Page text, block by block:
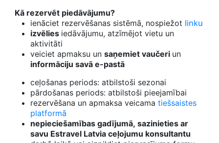
Kā rezervēt piedāvājumu?
ienāciet rezervēšanas sistēmā, nospiežot linku
izvēlies iedāvājumu, atzīmējot vietu un
aktivitāti
veiciet apmaksu un saņemiet vaučeri un
informāciju savā e-pastā
ceļošanas periods: atbilstoši sezonai
pārdošanas periods: atbilstoši pieejamībai
rezervēšana un apmaksa veicama tiešsaistes
platformā
nepieciešamības gadījumā, sazinieties ar
savu Estravel Latvia ceļojumu konsultantu